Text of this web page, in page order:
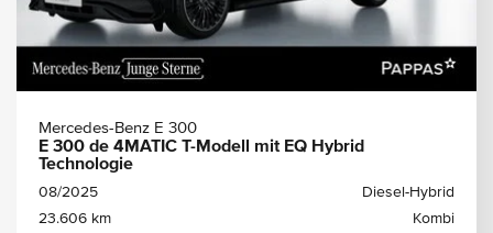
Mercedes-Benz E 300
E 300 de 4MATIC T-Modell mit EQ Hybrid
Technologie
08/2025
Diesel-Hybrid
23.606 km
Kombi